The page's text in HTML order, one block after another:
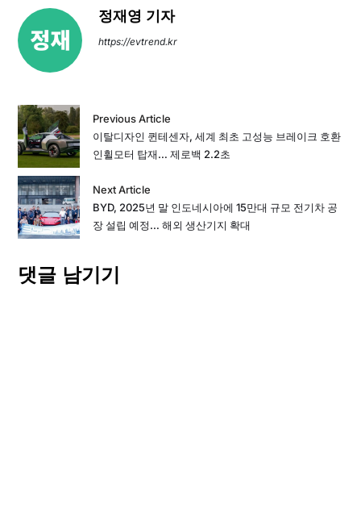
정재영 기자
https://evtrend.kr
Previous Article
이탈디자인 퀸테센자, 세계 최초 고성능 브레이크 호환
인휠모터 탑재… 제로백 2.2초
Next Article
BYD, 2025년 말 인도네시아에 15만대 규모 전기차 공
장 설립 예정… 해외 생산기지 확대
댓글 남기기